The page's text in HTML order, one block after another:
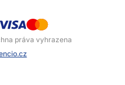
práva vyhrazena